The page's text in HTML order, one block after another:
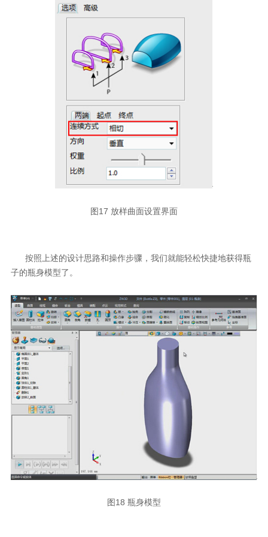
图17 放样曲面设置界面
按照上述的设计思路和操作步骤，我们就能轻松快捷地获得瓶
子的瓶身模型了。
图18 瓶身模型